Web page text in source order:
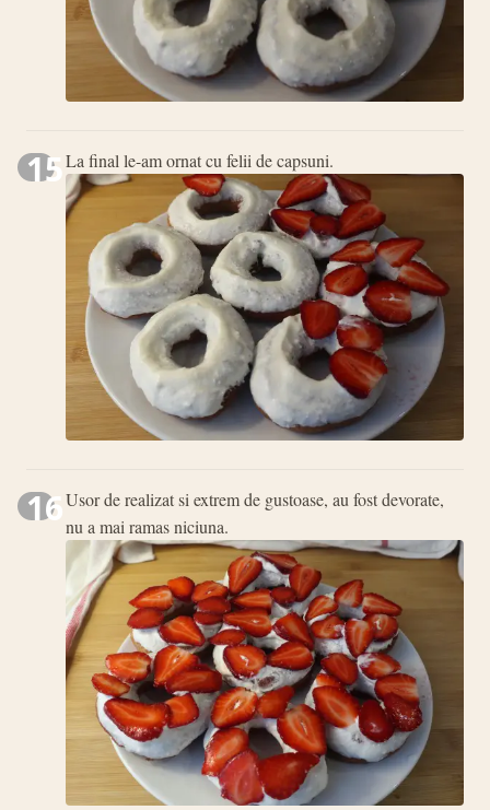
15La final le-am ornat cu felii de capsuni.
16Usor de realizat si extrem de gustoase, au fost devorate,
nu a mai ramas niciuna.